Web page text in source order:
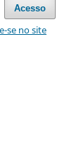
Acesso
se no site